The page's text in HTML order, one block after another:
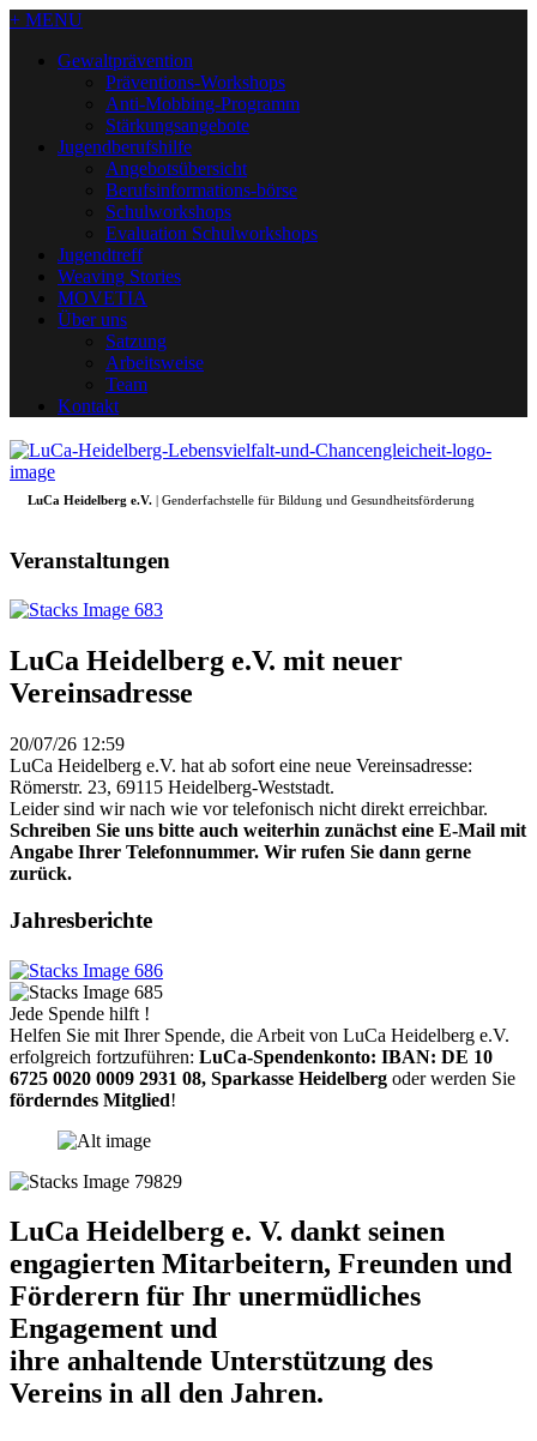
+ MENU
Gewaltprävention
Präventions-Workshops
Anti-Mobbing-Programm
Stärkungsangebote
Jugendberufshilfe
Angebotsübersicht
Berufsinformations-börse
Schulworkshops
Evaluation Schulworkshops
Jugendtreff
Weaving Stories
MOVETIA
Über uns
Satzung
Arbeitsweise
Team
Kontakt
LuCa Heidelberg e.V. | Genderfachstelle für Bildung und Gesundheitsförderung
Veranstaltungen
LuCa Heidelberg e.V. mit neuer
Vereinsadresse
20/07/26 12:59
LuCa Heidelberg e.V. hat ab sofort eine neue Vereinsadresse:
Römerstr. 23, 69115 Heidelberg-Weststadt.
Leider sind wir nach wie vor telefonisch nicht direkt erreichbar.
Schreiben Sie uns bitte auch weiterhin zunächst eine E-Mail mit
Angabe Ihrer Telefonnummer. Wir rufen Sie dann gerne
zurück.
Jahresberichte
Jede Spende hilft !
Helfen Sie mit Ihrer Spende, die Arbeit von LuCa Heidelberg e.V.
erfolgreich fortzuführen: LuCa-Spendenkonto: IBAN: DE 10
6725 0020 0009 2931 08, Sparkasse Heidelberg oder werden Sie
förderndes Mitglied!
LuCa Heidelberg e. V. dankt seinen
engagierten Mitarbeitern, Freunden und
Förderern für Ihr unermüdliches
Engagement und
ihre anhaltende Unterstützung des
Vereins in all den Jahren.